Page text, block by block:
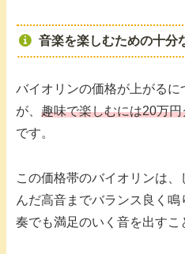
音楽を楽しむための十分
バイオリンの価格が上がる
が、 趣味で楽しむには20万
です。
この価格帯のバイオリンは
んだ高音までバランス良く
奏でも満足のいく音を出すこ